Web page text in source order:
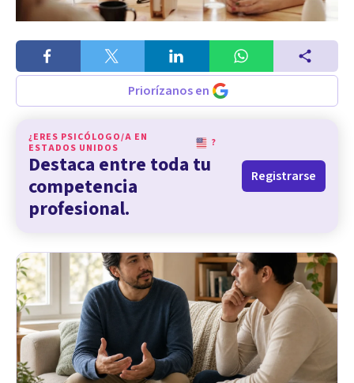
Priorízanos en
¿ERES PSICÓLOGO/A EN
ESTADOS UNIDOS
?
Destaca entre toda tu
competencia
profesional.
Registrarse